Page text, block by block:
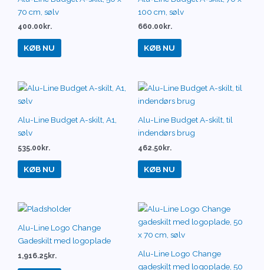
70 cm, sølv
400.00 kr.
KØB NU
100 cm, sølv
660.00 kr.
KØB NU
Alu-Line Budget A-skilt, A1,
sølv
535.00 kr.
KØB NU
Alu-Line Budget A-skilt, til
indendørs brug
462.50 kr.
KØB NU
Alu-Line Logo Change
Gadeskilt med logoplade
1,916.25kr.
Alu-Line Logo Change
gadeskilt med logoplade, 50